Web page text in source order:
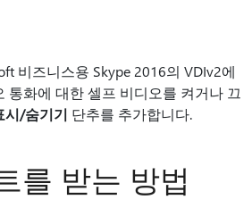
비즈니스용 Skype 2016의 VDIv2에
통화에 대한 셀프 비디오를 켜거나 끄
시/숨기기 단추를 추가합니다.
를 받는 방법